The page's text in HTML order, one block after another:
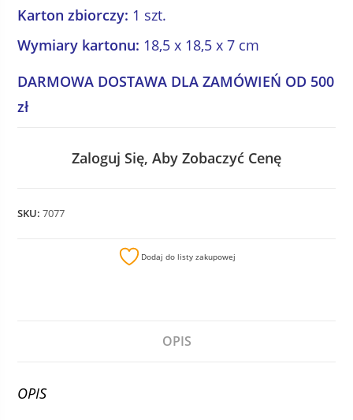
Karton zbiorczy: 1 szt.
Wymiary kartonu: 18,5 x 18,5 x 7 cm
DARMOWA DOSTAWA DLA ZAMÓWIEŃ OD 500
zł
Zaloguj Się, Aby Zobaczyć Cenę
SKU:7077
Dodaj do listy zakupowej
OPIS
OPIS